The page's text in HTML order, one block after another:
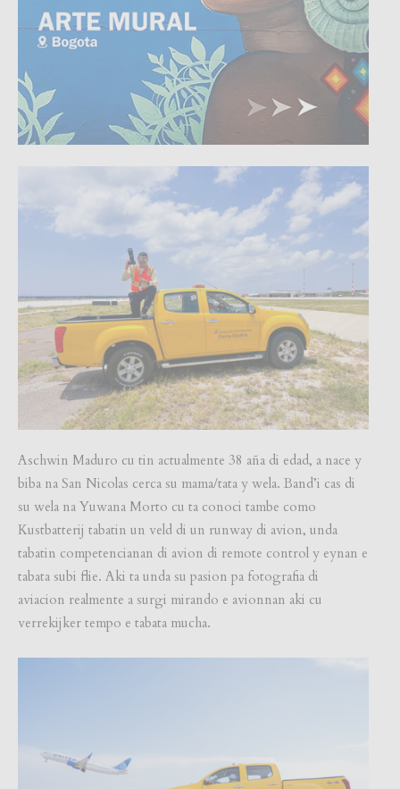
Aschwin Maduro cu tin actualmente 38 aña di edad, a nace y
biba na San Nicolas cerca su mama/tata y wela. Band’i cas di
su wela na Yuwana Morto cu ta conoci tambe como
Kustbatterij tabatin un veld di un runway di avion, unda
tabatin competencianan di avion di remote control y eynan e
tabata subi flie. Aki ta unda su pasion pa fotografia di
aviacion realmente a surgi mirando e avionnan aki cu
verrekijker tempo e tabata mucha.